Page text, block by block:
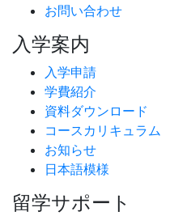
お問い合わせ
入学案内
入学申請
学費紹介
資料ダウンロード
コースカリキュラム
お知らせ
日本語模様
留学サポート